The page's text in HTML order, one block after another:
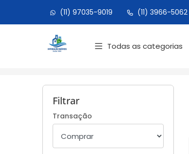
(11) 97035-9019 (11) 3966-5062
Página inicial
Todas as categorias
Filtrar
Transação